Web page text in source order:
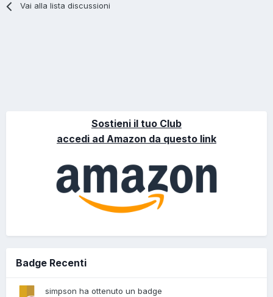
Vai alla lista discussioni
Sostieni il tuo Club
accedi ad Amazon da questo link
Badge Recenti
simpson ha ottenuto un badge